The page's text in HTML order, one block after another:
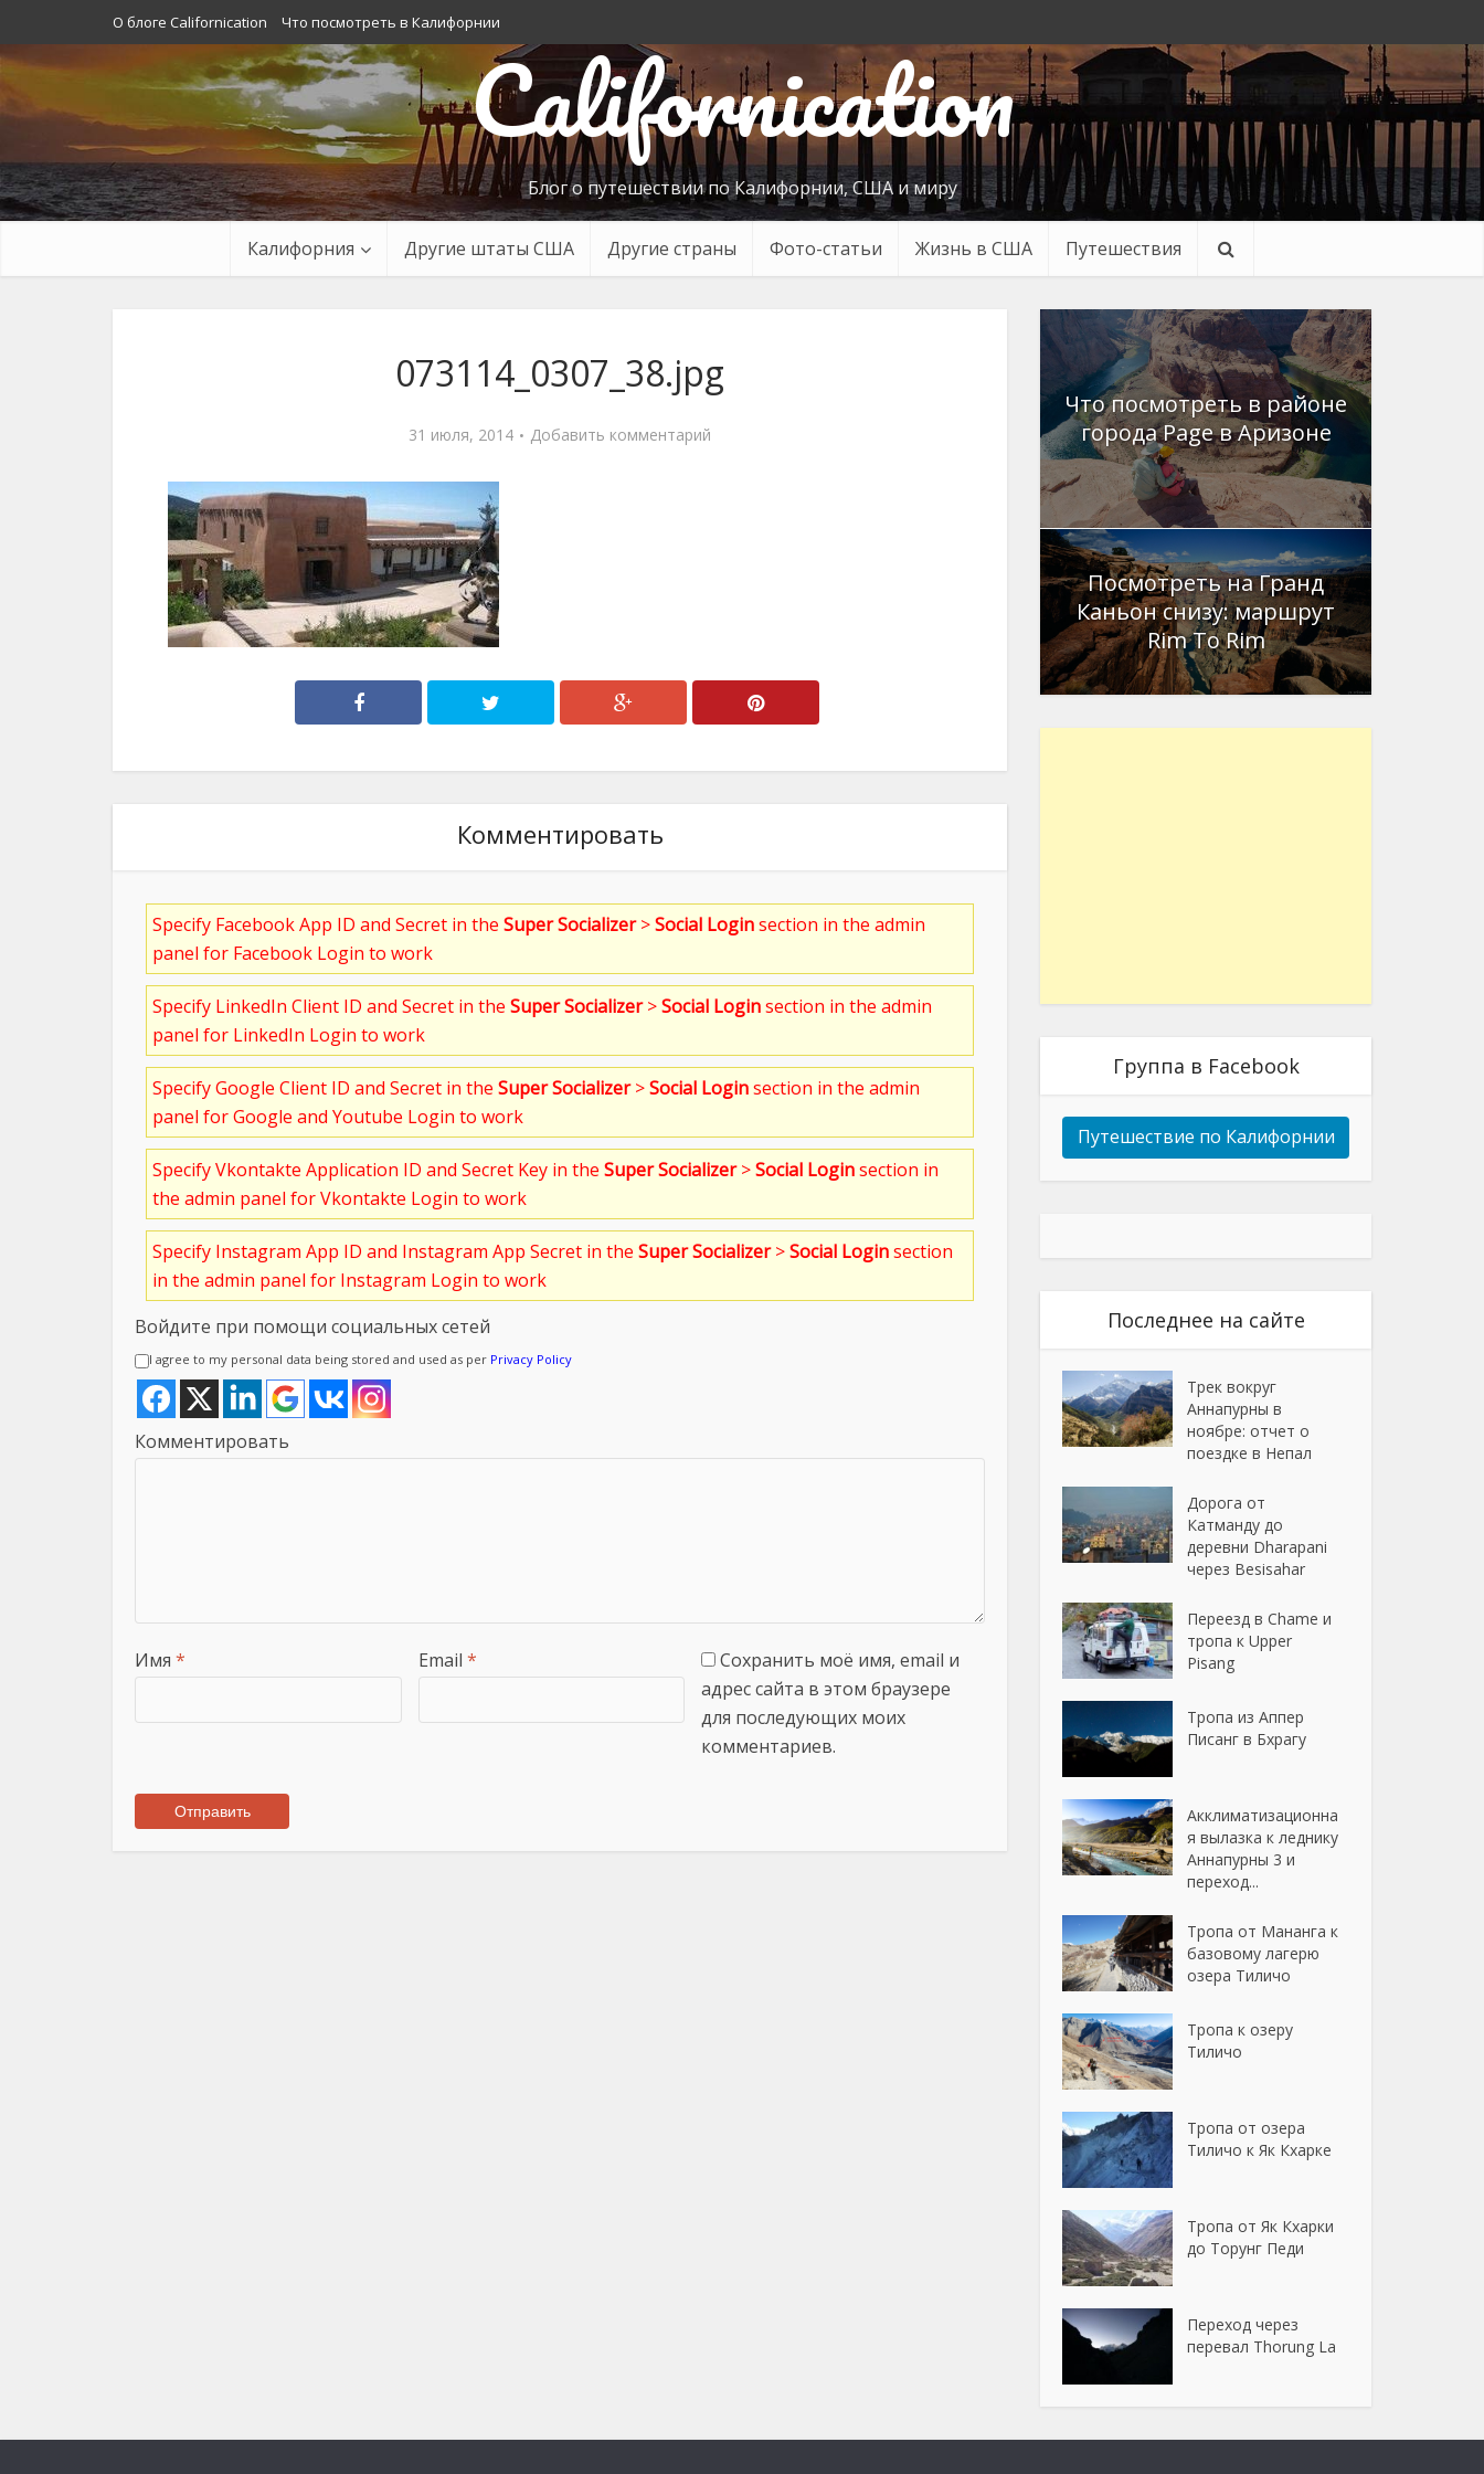
О блоге Californication Что посмотреть в КалифорнииCalifornication
Блог о путешествии по Калифорнии, США и миру
Калифорния Другие штаты США Другие страны Фото-статьи Жизнь в США Путешествия
073114_0307_38.jpg
31 июля, 2014 Добавить комментарий
Комментировать
Specify Facebook App ID and Secret in the Super Socializer>Social Loginsection in the admin
panel for Facebook Login to work
Specify LinkedIn Client ID and Secret in the Super Socializer>Social Loginsection in the admin
panel for LinkedIn Login to work
Specify Google Client ID and Secret in the Super Socializer>Social Loginsection in the admin
panel for Google and Youtube Login to work
Specify Vkontakte Application ID and Secret Key in the Super Socializer>Social Loginsection in
the admin panel for Vkontakte Login to work
Specify Instagram App ID and Instagram App Secret in the Super Socializer>Social Loginsection
in the admin panel for Instagram Login to work
Войдите при помощи социальных сетей
I agree to my personal data being stored and used as per Privacy Policy
Комментировать
Имя * Email *
Сохранить моё имя, email и
адрес сайта в этом браузере
для последующих моих
комментариев.
Что посмотреть в районе
города Page в Аризоне
Посмотреть на Гранд
Каньон снизу: маршрут
Rim To Rim
Группа в Facebook
Путешествие по Калифорнии
Последнее на сайте
Трек вокруг
Аннапурны в
ноябре: отчет о
поездке в Непал
Дорога от
Катманду до
деревни Dharapani
через Besisahar
Переезд в Chame и
тропа к Upper
Pisang
Тропа из Аппер
Писанг в Бхрагу
Акклиматизационна
я вылазка к леднику
Аннапурны 3 и
переход...
Тропа от Мананга к
базовому лагерю
озера Тиличо
Тропа к озеру
Тиличо
Тропа от озера
Тиличо к Як Кхарке
Тропа от Як Кхарки
до Торунг Педи
Переход через
перевал Thorung La